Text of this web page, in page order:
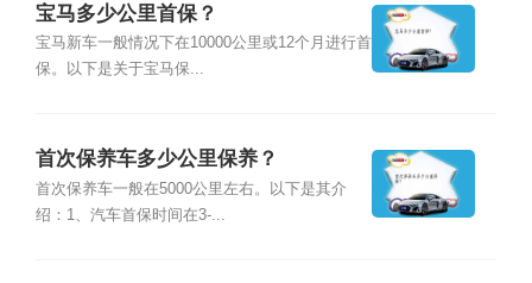
宝马多少公里首保？
宝马新车一般情况下在10000公里或12个月进行首
保。以下是关于宝马保...
首次保养车多少公里保养？
首次保养车一般在5000公里左右。以下是其介
绍：1、汽车首保时间在3-...